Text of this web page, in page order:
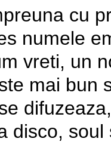
cu
numele
vreti, un
mai bun
disco, soul